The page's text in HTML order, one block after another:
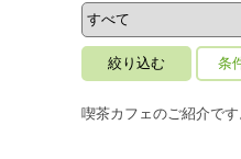
条
喫茶カフェのご紹介です